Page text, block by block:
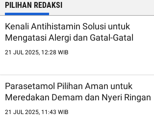
PILIHAN REDAKSI
Kenali Antihistamin Solusi untuk
Mengatasi Alergi dan Gatal-Gatal
21 JUL 2025, 12:28 WIB
Parasetamol Pilihan Aman untuk
Meredakan Demam dan Nyeri Ringan
21 JUL 2025, 11:43 WIB